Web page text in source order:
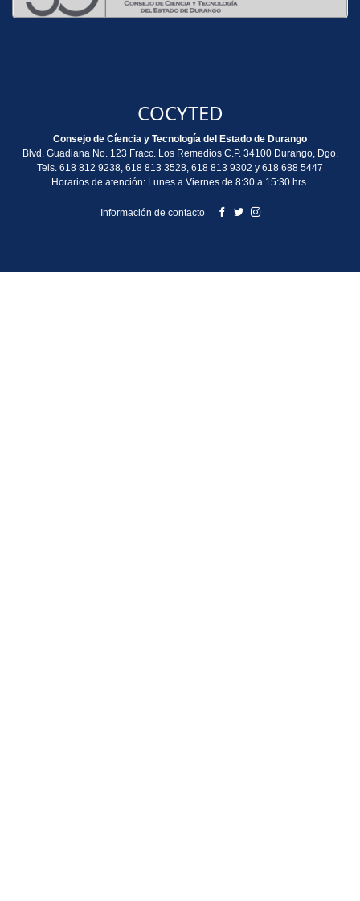
COCYTED
Consejo de Cíencia y Tecnología del Estado de Durango
Blvd. Guadiana No. 123 Fracc. Los Remedios C.P. 34100 Durango, Dgo.
Tels. 618 812 9238, 618 813 3528, 618 813 9302 y 618 688 5447
Horarios de atención: Lunes a Viernes de 8:30 a 15:30 hrs.
Información de contacto